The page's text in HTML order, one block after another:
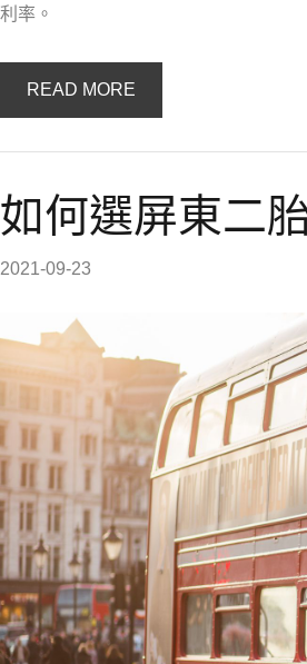
利率。
READ MORE
如何選屏東二
2021-09-23